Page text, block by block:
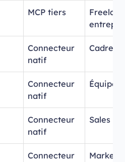
MCP tiers
Connecteur
natif
Cadres
Connecteur
natif
Équipes
Connecteur
natif
Sales
Connecteur